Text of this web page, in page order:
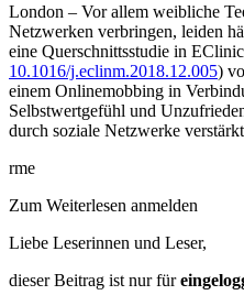
London – Vor allem weibliche
Netzwerken verbringen, leiden
eine Querschnittsstudie in
10.1016/j.eclinm.2018.12.005)
einem Onlinemobbing in
Selbstwertgefühl und
durch soziale Netzwerke
rme
Zum Weiterlesen anmelden
Liebe Leserinnen und Leser,
dieser Beitrag ist nur für